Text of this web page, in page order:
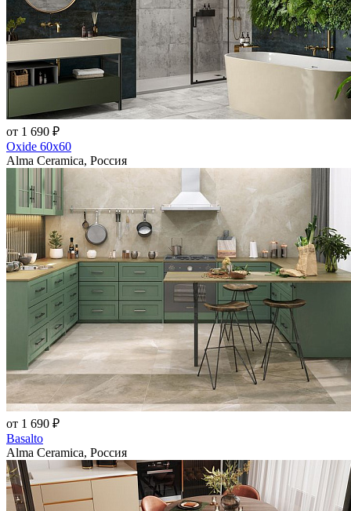
от 1 690 ₽
Oxide 60x60
Alma Ceramica, Россия
от 1 690 ₽
Basalto
Alma Ceramica, Россия